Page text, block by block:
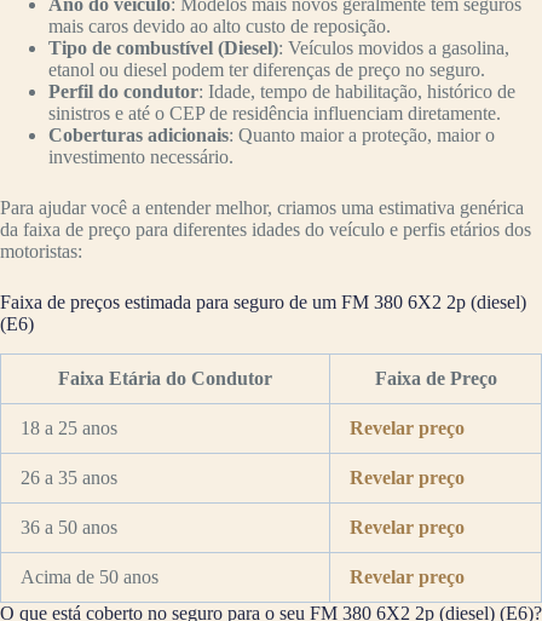
mais caros devido ao alto custo de reposição.
Tipo de combustível (Diesel): Veículos movidos a gasolina,
etanol ou diesel podem ter diferenças de preço no seguro.
Perfil do condutor: Idade, tempo de habilitação, histórico de
sinistros e até o CEP de residência influenciam diretamente.
Coberturas adicionais: Quanto maior a proteção, maior o
investimento necessário.
Para ajudar você a entender melhor, criamos uma estimativa genérica
da faixa de preço para diferentes idades do veículo e perfis etários dos
motoristas:
Faixa de preços estimada para seguro de um FM 380 6X2 2p (diesel)
(E6)
Faixa Etária do Condutor Faixa de Preço
18 a 25 anos Revelar preço
26 a 35 anos Revelar preço
36 a 50 anos Revelar preço
Acima de 50 anos
Revelar preço
O que está coberto no seguro para o seu FM 380 6X2 2p (diesel) (E6)?